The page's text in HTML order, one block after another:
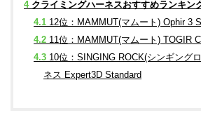
4クライミングハーネスおすすめランキン
4.1 12位：MAMMUT(マムート) Ophir 3
4.2 11位：MAMMUT(マムート) TOGIR
4.3 10位：SINGING ROCK(シンギング
ネス Expert3D Standard